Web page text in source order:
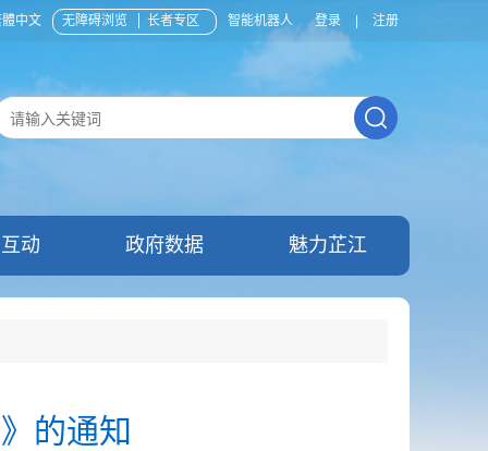
中文 无障碍浏览 长者专区 智能机器人 登录 注册
动 政府数据 魅力芷江
的通知